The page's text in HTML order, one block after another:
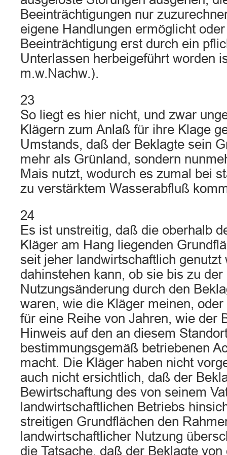
Beeinträchtigungen nur
eigene Handlungen ermöglicht
Beeinträchtigung erst durch ein
Unterlassen herbeigeführt worden
m.w.Nachw.).
23
So liegt es hier nicht, und zwar
Klägern zum Anlaß für ihre Klage
Umstands, daß der Beklagte sein
mehr als Grünland, sondern
Mais nutzt, wodurch es zumal bei
zu verstärktem Wasserabfluß
24
Es ist unstreitig, daß die oberhalb
Kläger am Hang liegenden
seit jeher landwirtschaftlich genutzt
dahinstehen kann, ob sie bis zu
Nutzungsänderung durch den
waren, wie die Kläger meinen,
für eine Reihe von Jahren, wie der
Hinweis auf den an diesem
bestimmungsgemäß betriebenen
macht. Die Kläger haben nicht
auch nicht ersichtlich, daß der
Bewirtschaftung des von seinem
landwirtschaftlichen Betriebs
streitigen Grundflächen den
landwirtschaftlicher Nutzung
die Tatsache, daß der Beklagte